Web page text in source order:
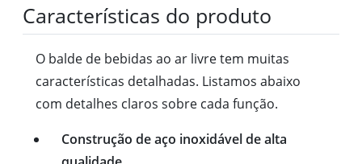
Características do produto
O balde de bebidas ao ar livre tem muitas
características detalhadas. Listamos abaixo
com detalhes claros sobre cada função.
Construção de aço inoxidável de alta